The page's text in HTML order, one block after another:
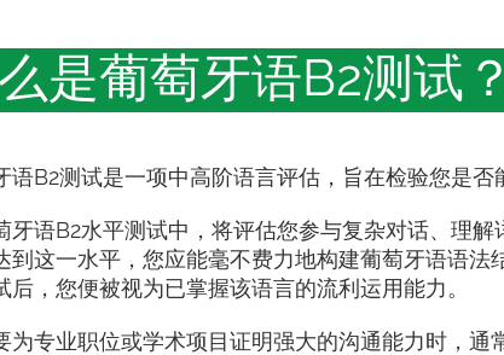
是葡萄牙语B2测试？
语B2测试是一项中高阶语言评估，旨在检验您是否
牙语B2水平测试中，将评估您参与复杂对话、理
到这一水平，您应能毫不费力地构建葡萄牙语语
后，您便被视为已掌握该语言的流利运用能力。
为专业职位或学术项目证明强大的沟通能力时，通